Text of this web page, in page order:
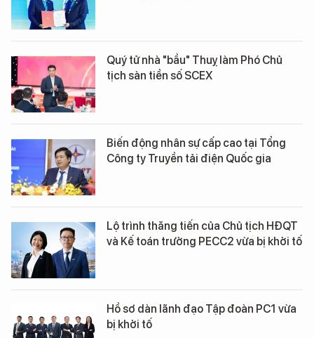
Quý tử nhà "bầu" Thuỵ làm Phó Chủ
tịch sàn tiền số SCEX
Biến động nhân sự cấp cao tại Tổng
Công ty Truyền tải điện Quốc gia
Lộ trình thăng tiến của Chủ tịch HĐQT
và Kế toán trưởng PECC2 vừa bị khởi tố
Hồ sơ dàn lãnh đạo Tập đoàn PC1 vừa
bị khởi tố